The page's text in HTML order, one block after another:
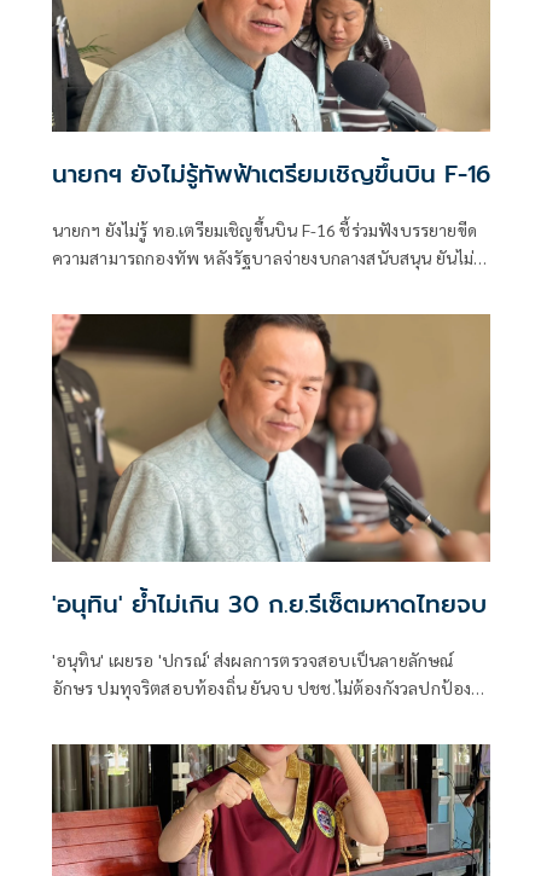
นายกฯ ยังไม่รู้ทัพฟ้าเตรียมเชิญขึ้นบิน F-16
นายกฯ ยังไม่รู้ ทอ.เตรียมเชิญขึ้นบิน F-16 ชี้ร่วมฟังบรรยายขีด
ความสามารถกองทัพ หลังรัฐบาลจ่ายงบกลางสนับสนุน ยันไม่
'อนุทิน' ย้ำไม่เกิน 30 ก.ย.รีเซ็ตมหาดไทยจบ
'อนุทิน' เผยรอ 'ปกรณ์' ส่งผลการตรวจสอบเป็นลายลักษณ์
อักษร ปมทุจริตสอบท้องถิ่น ยันจบ ปชช.ไม่ต้องกังวลปกป้อง
เต้นได้ ชี้รีเซ็ต มท.จบใน ก.ย.นี้